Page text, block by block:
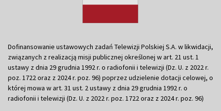
Dofinansowanie ustawowych zadań Telewizji Polskiej S.A. w likwidacji,
związanych z realizacją misji publicznej określonej w art. 21 ust. 1
ustawy z dnia 29 grudnia 1992 r. o radiofonii i telewizji (Dz. U. z 2022 r.
poz. 1722 oraz z 2024 r. poz. 96) poprzez udzielenie dotacji celowej, o
której mowa w art. 31 ust. 2 ustawy z dnia 29 grudnia 1992 r. o
radiofonii i telewizji (Dz. U. z 2022 r. poz. 1722 oraz z 2024 r. poz. 96)